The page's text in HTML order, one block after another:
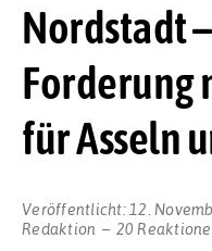
Nordstadt
Forderung
für Asseln
Veröffentlicht: 12.
Redaktion
20